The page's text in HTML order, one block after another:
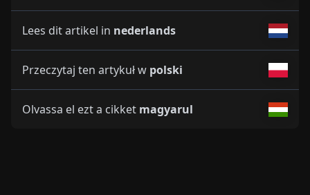
Lees dit artikel in nederlands
Przeczytaj ten artykuł w polski
Olvassa el ezt a cikket magyarul